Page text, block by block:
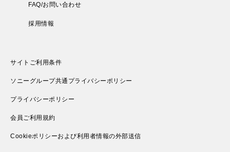
FAQ/お問い合わせ
採用情報
サイトご利用条件
ソニーグループ共通プライバシーポリシー
プライバシーポリシー
会員ご利用規約
Cookieポリシーおよび利用者情報の外部送信